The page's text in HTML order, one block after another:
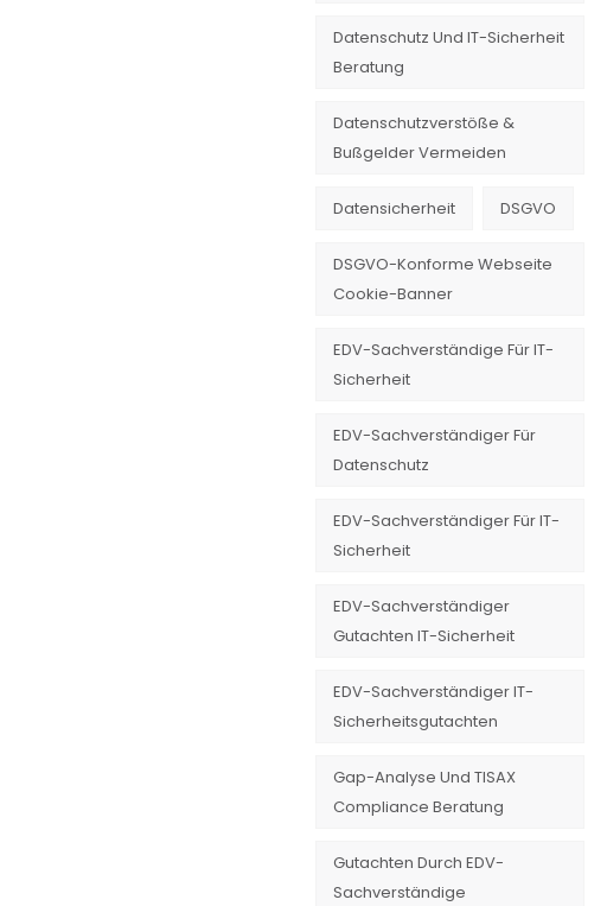
Datenschutz Und IT-Sicherheit
Beratung
Datenschutzverstöße &
Bußgelder Vermeiden
Datensicherheit DSGVO
DSGVO-Konforme Webseite
Cookie-Banner
EDV-Sachverständige Für IT-
Sicherheit
EDV-Sachverständiger Für
Datenschutz
EDV-Sachverständiger Für IT-
Sicherheit
EDV-Sachverständiger
Gutachten IT-Sicherheit
EDV-Sachverständiger IT-
Sicherheitsgutachten
Gap-Analyse Und TISAX
Compliance Beratung
Gutachten Durch EDV-
Sachverständige